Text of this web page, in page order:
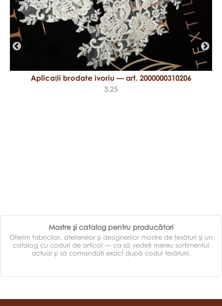
Aplicații brodate ivoriu — art. 2000000310206
3.25
Mostre şi catalog pentru producători
Oferim fabricilor, atelierelor şi designerilor mostre de ţesături şi un
catalog cu coduri de articol — ca să vedeţi mereu sortimentul
actual şi să comandaţi exact după codul ţesăturii.